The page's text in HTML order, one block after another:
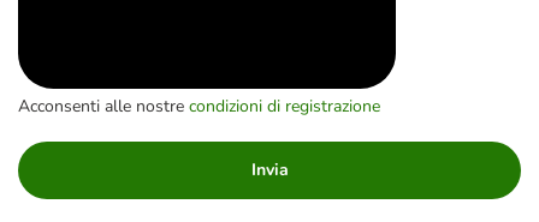
Acconsenti alle nostre condizioni di registrazione
Invia